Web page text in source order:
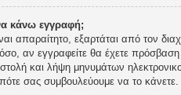
κάνω εγγραφή;
απαραίτητο, εξαρτάται από τον
αν εγγραφείτε θα έχετε πρόσβαση
και λήψη μηνυμάτων
σας συμβουλεύουμε να το κάνετε.